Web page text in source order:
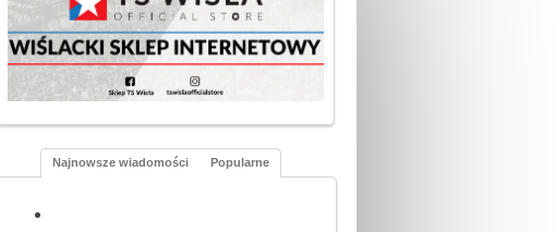
Najnowsze wiadomości Popularne